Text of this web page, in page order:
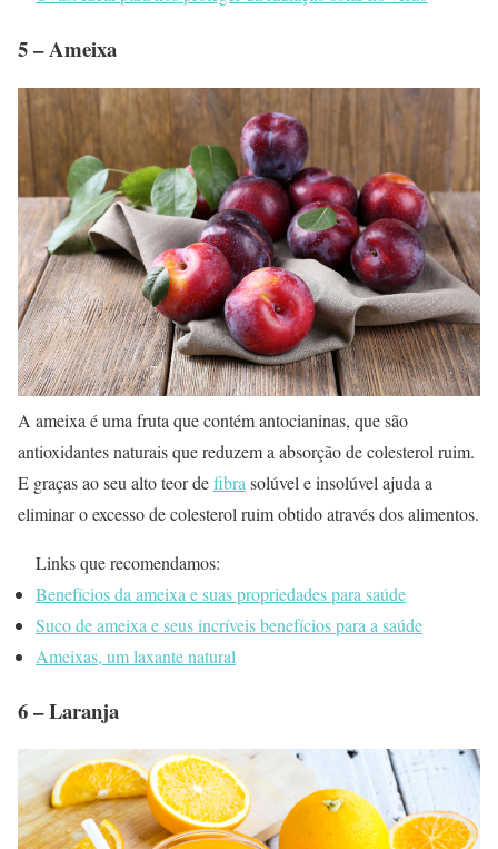
5 – Ameixa
A ameixa é uma fruta que contém antocianinas, que são
antioxidantes naturais que reduzem a absorção de colesterol ruim.
E graças ao seu alto teor defibra solúvel e insolúvel ajuda a
eliminar o excesso de colesterol ruim obtido através dos alimentos.
Links que recomendamos:
Benefícios da ameixa e suas propriedades para saúde
Suco de ameixa e seus incríveis benefícios para a saúde
Ameixas, um laxante natural
6 – Laranja